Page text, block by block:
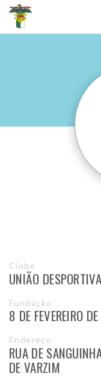
Clube
UNIÃO
Fundação
8 DE FEVEREIRO
Endereço
RUA DE
DE VARZIM